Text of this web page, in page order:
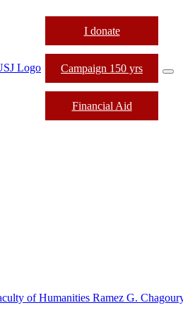
I donate
Campaign 150 yrs
Financial Aid
of Humanities Ramez G.